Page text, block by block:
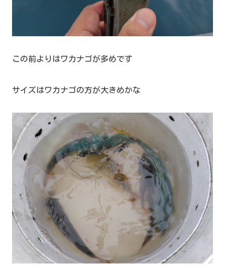
この前よりはワカナゴが多めです
サイズはワカナゴの方が大きめかな